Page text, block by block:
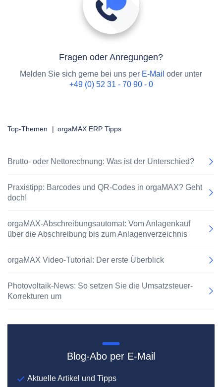
Fragen oder Anregungen?
Melden Sie sich gerne bei uns per E-Mail oder unter
+49 (0) 52 31 - 70 90 - 0
Top-Themen | orgaMAX ERP Tipps
Brutto- oder Nettorechnung: Was ist der Unterschied?
Praxistipp: Barcodes und QR-Codes in orgaMAX? Geht
doch!
orgaMAX-Abschreibungsautomat: Vom Anlagenkauf
über die Abschreibung bis zum Anlagenverzeichnis
orgaMAX Video-Tutorial: Der erste Überblick
Photovoltaik-News: So setzen Sie die Umsatzsteuer-
Korrekturen um
Blog-Abo per E-Mail
Aktuelle Artikel und Tipps